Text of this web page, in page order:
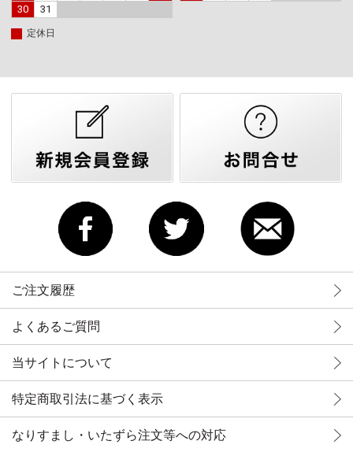
30
31
定休日
ご注文履歴
よくあるご質問
当サイトについて
特定商取引法に基づく表示
なりすまし・いたずら注文等への対応